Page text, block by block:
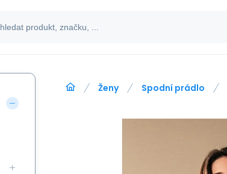
Ženy Spodní prádlo